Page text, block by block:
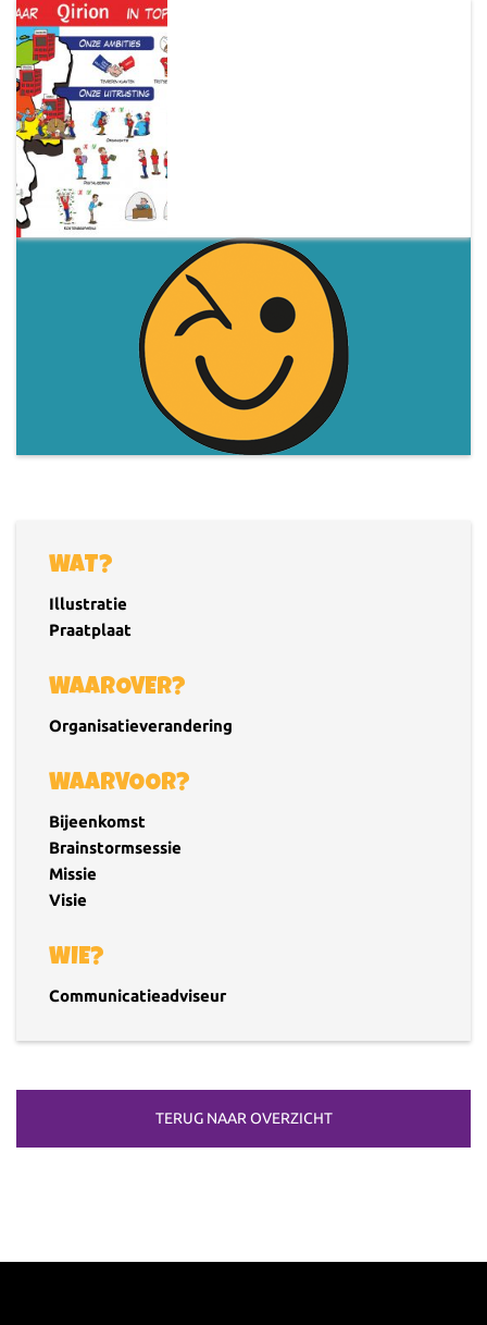
WAT?
Illustratie
Praatplaat
WAAROVER?
Organisatieverandering
WAARVOOR?
Bijeenkomst
Brainstormsessie
Missie
Visie
WIE?
Communicatieadviseur
TERUG NAAR OVERZICHT